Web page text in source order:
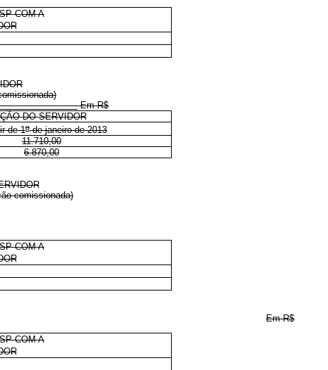
COM A
Em R$
DO SERVIDOR
de 1ode janeiro de 2013
11.710,00
6.870,00
comissionada)
COM A
Em R$
COM A